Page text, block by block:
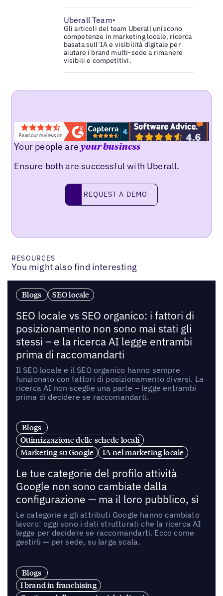
Uberall Team•
Gli articoli del team Uberall uniscono
competenze in marketing locale, ricerca
basata sull’IA e visibilità digitale per
aiutare i brand multi-sede a rimanere
visibili e competitivi.
Your people areyour business
Ensure both are successful with Uberall.
Request a demo
REQUEST A DEMO
RESOURCES
You might also find interesting
Blogs SEO locale
SEO locale vs SEO organico: i fattori di
posizionamento non sono mai stati gli
stessi – e la ricerca AI legge entrambi
prima di raccomandarti
Il SEO locale e il SEO organico hanno sempre
funzionato con fattori di posizionamento diversi. La
ricerca AI non sceglie una parte – legge entrambi
prima di decidere se raccomandarti.
Blogs
Ottimizzazione delle schede locali
Marketing su Google
IA nel marketing locale
Le tue categorie del profilo attività
Google non sono cambiate dalla
configurazione — ma il loro pubblico, sì
Le categorie e gli attributi Google hanno cambiato
lavoro: oggi sono i dati strutturati che la ricerca AI
legge per decidere se raccomandarti. Ecco come
gestirli — per sede, su larga scala.
Blogs
I brand in franchising